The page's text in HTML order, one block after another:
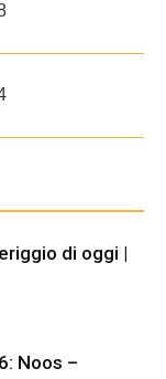
di oggi |
Noos –